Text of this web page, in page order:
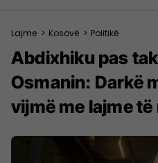
Lajme > Kosovë > Politikë
Abdixhiku pas
Osmanin: Darkë
vijmë me lajme të